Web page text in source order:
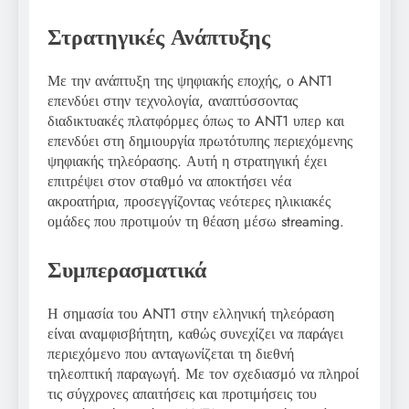
Στρατηγικές Ανάπτυξης
Με την ανάπτυξη της ψηφιακής εποχής, ο ANT1
επενδύει στην τεχνολογία, αναπτύσσοντας
διαδικτυακές πλατφόρμες όπως το ANT1 υπερ και
επενδύει στη δημιουργία πρωτότυπης περιεχόμενης
ψηφιακής τηλεόρασης. Αυτή η στρατηγική έχει
επιτρέψει στον σταθμό να αποκτήσει νέα
ακροατήρια, προσεγγίζοντας νεότερες ηλικιακές
ομάδες που προτιμούν τη θέαση μέσω streaming.
Συμπερασματικά
Η σημασία του ANT1 στην ελληνική τηλεόραση
είναι αναμφισβήτητη, καθώς συνεχίζει να παράγει
περιεχόμενο που ανταγωνίζεται τη διεθνή
τηλεοπτική παραγωγή. Με τον σχεδιασμό να πληροί
τις σύγχρονες απαιτήσεις και προτιμήσεις του